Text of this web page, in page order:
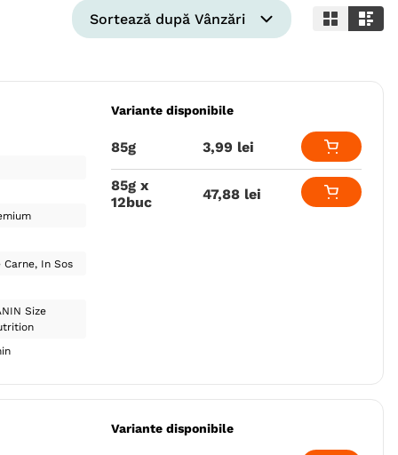
Sortează după Vânzări
Carne In Sos
Size
Variante disponibile
85g 3,99 lei
85g x
12buc
47,88 lei
Variante disponibile